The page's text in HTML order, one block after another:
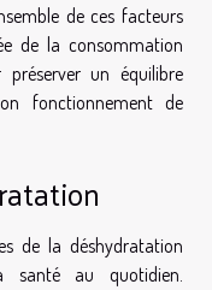
de ces facteurs
de la consommation
préserver un équilibre
fonctionnement de
de la déshydratation
santé au quotidien.